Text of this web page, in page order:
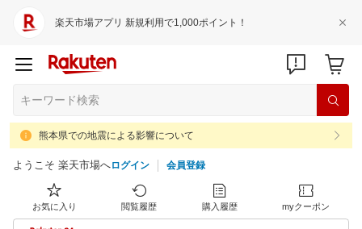
楽天市場アプリ 新規利用で1,000ポイント！
熊本県での地震による影響について
ようこそ 楽天市場へログイン 会員登録
お気に入り 閲覧履歴 購入履歴 myクーポン